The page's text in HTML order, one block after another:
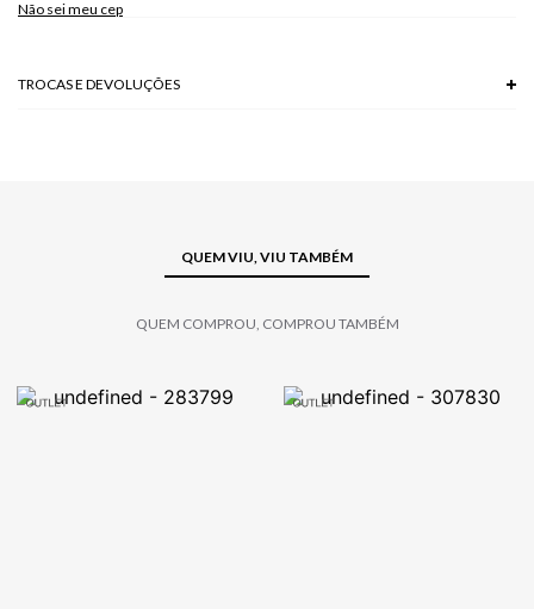
Não sei meu cep
TROCAS E DEVOLUÇÕES
QUEM VIU, VIU TAMBÉM
QUEM COMPROU, COMPROU TAMBÉM